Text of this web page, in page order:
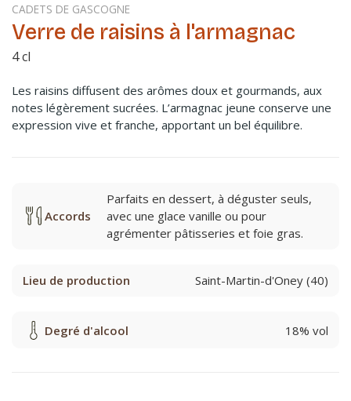
CADETS DE GASCOGNE
Verre de raisins à l'armagnac
4 cl
Les raisins diffusent des arômes doux et gourmands, aux
notes légèrement sucrées. L’armagnac jeune conserve une
expression vive et franche, apportant un bel équilibre.
Accords
Parfaits en dessert, à déguster seuls,
avec une glace vanille ou pour
agrémenter pâtisseries et foie gras.
Lieu de production Saint-Martin-d'Oney (40)
Degré d'alcool 18% vol